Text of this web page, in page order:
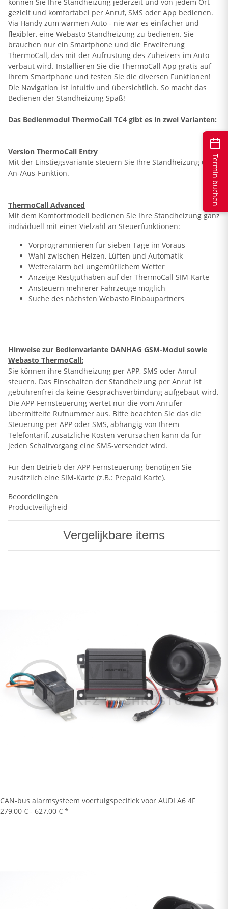
gezielt und komfortabel per Anruf, SMS oder App bedienen.
Via Handy zum warmen Auto - nie war es einfacher und
flexibler, eine Webasto Standheizung zu bedienen. Sie
brauchen nur ein Smartphone und die Erweiterung
ThermoCall, das mit der Aufrüstung des Zuheizers im Auto
verbaut wird. Installieren Sie die ThermoCall App gratis auf
Ihrem Smartphone und testen Sie die diversen Funktionen!
Die Navigation ist intuitiv und übersichtlich. So macht das
Bedienen der Standheizung Spaß!
Das Bedienmodul ThermoCall TC4 gibt es in zwei Varianten:
Version ThermoCall Entry
Mit der Einstiegsvariante steuern Sie Ihre Standheizung über
An-/Aus-Funktion.
ThermoCall Advanced
Mit dem Komfortmodell bedienen Sie Ihre Standheizung ganz
individuell mit einer Vielzahl an Steuerfunktionen:
Vorprogrammieren für sieben Tage im Voraus
Wahl zwischen Heizen, Lüften und Automatik
Wetteralarm bei ungemütlichem Wetter
Anzeige Restguthaben auf der ThermoCall SIM-Karte
Ansteuern mehrerer Fahrzeuge möglich
Suche des nächsten Webasto Einbaupartners
Hinweise zur Bedienvariante DANHAG GSM-Modul sowie
Webasto ThermoCall:
Sie können ihre Standheizung per APP, SMS oder Anruf
steuern. Das Einschalten der Standheizung per Anruf ist
gebührenfrei da keine Gesprächsverbindung aufgebaut wird.
Die APP-Fernsteuerung wertet nur die vom Anrufer
übermittelte Rufnummer aus. Bitte beachten Sie das die
Steuerung per APP oder SMS, abhängig von Ihrem
Telefontarif, zusätzliche Kosten verursachen kann da für
jeden Schaltvorgang eine SMS-versendet wird.
Für den Betrieb der APP-Fernsteuerung benötigen Sie
zusätzlich eine SIM-Karte (z.B.: Prepaid Karte).
Beoordelingen
Productveiligheid
Vergelijkbare items
CAN-bus alarmsysteem voertuigspecifiek voor AUDI A6 4F
279,00 € - 627,00 € *
Termin buchen